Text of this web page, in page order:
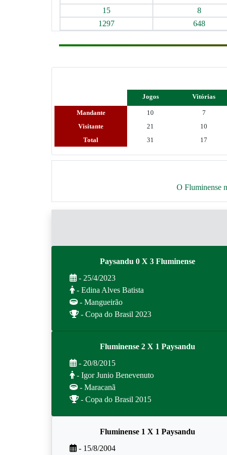
15
8
1297
648
Jogos Vitórias
Mandante 10 7
Visitante
21 10
Total
31 17
O Fluminense
Paysandu 0 X 3 Fluminense
- 25/4/2023
- Edina Alves Batista
- Mangueirão
- Copa do Brasil 2023
Fluminense 2 X 1 Paysandu
- 20/8/2015
- Igor Junio Benevenuto
- Maracanã
- Copa do Brasil 2015
Fluminense 1 X 1 Paysandu
- 15/8/2004